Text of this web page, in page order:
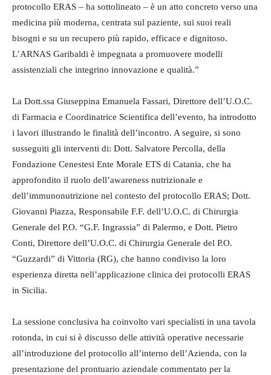
protocollo ERAS – ha sottolineato – è un atto concreto verso una
medicina più moderna, centrata sul paziente, sui suoi reali
bisogni e su un recupero più rapido, efficace e dignitoso.
L’ARNAS Garibaldi è impegnata a promuovere modelli
assistenziali che integrino innovazione e qualità.”
La Dott.ssa Giuseppina Emanuela Fassari, Direttore dell’U.O.C.
di Farmacia e Coordinatrice Scientifica dell’evento, ha introdotto
i lavori illustrando le finalità dell’incontro. A seguire, si sono
susseguiti gli interventi di: Dott. Salvatore Percolla, della
Fondazione Cenestesi Ente Morale ETS di Catania, che ha
approfondito il ruolo dell’awareness nutrizionale e
dell’immunonutrizione nel contesto del protocollo ERAS; Dott.
Giovanni Piazza, Responsabile F.F. dell’U.O.C. di Chirurgia
Generale del P.O. “G.F. Ingrassia” di Palermo, e Dott. Pietro
Conti, Direttore dell’U.O.C. di Chirurgia Generale del P.O.
“Guzzardi” di Vittoria (RG), che hanno condiviso la loro
esperienza diretta nell’applicazione clinica dei protocolli ERAS
in Sicilia.
La sessione conclusiva ha coinvolto vari specialisti in una tavola
rotonda, in cui si è discusso delle attività operative necessarie
all’introduzione del protocollo all’interno dell’Azienda, con la
presentazione del prontuario aziendale commentato per la